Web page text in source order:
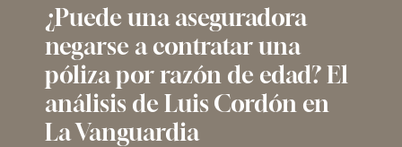
¿Puede una aseguradora
negarse a contratar una
póliza por razón de edad? El
análisis de Luis Cordón en
La Vanguardia